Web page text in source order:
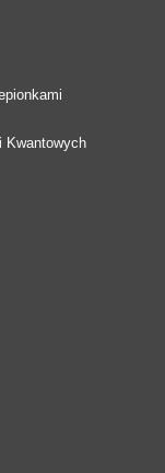
Kwantowych